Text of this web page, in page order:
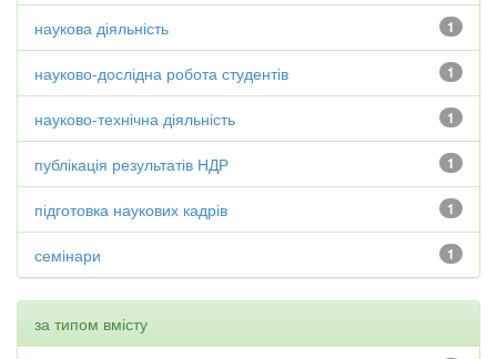
1
наукова діяльність
1
науково-дослідна робота студентів
1
науково-технічна діяльність
1
публікація результатів НДР
1
підготовка наукових кадрів
1
семінари
за типом вмісту